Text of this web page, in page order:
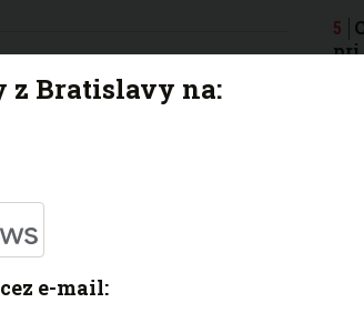
útvar hlavného mesta
pri
z Bratislavy na:
e-mail: